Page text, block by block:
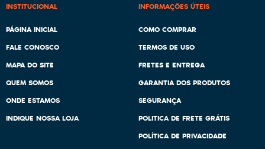
INSTITUCIONAL
PÁGINA INICIAL
FALE CONOSCO
MAPA DO SITE
QUEM SOMOS
ONDE ESTAMOS
INDIQUE NOSSA LOJA
INFORMAÇÕES ÚTEIS
COMO COMPRAR
TERMOS DE USO
FRETES E ENTREGA
GARANTIA DOS PRODUTOS
SEGURANÇA
POLITICA DE FRETE GRÁTIS
POLÍTICA DE PRIVACIDADE